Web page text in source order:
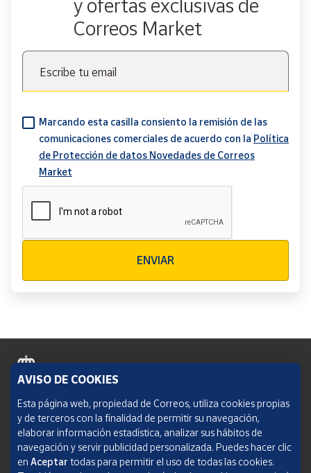
y ofertas exclusivas de
Correos Market
Escribe tu email
Marcando esta casilla consiento la remisión de las
comunicaciones comerciales de acuerdo con la Política
de Protección de datos Novedades de Correos
Market
ENVIAR
Política de cookies
Aviso legal
Condiciones del servicio
AVISO DE COOKIES
Esta página web, propiedad de Correos, utiliza cookies propias
y de terceros con la finalidad de permitir su navegación,
elaborar información estadística, analizar sus hábitos de
navegación y servir publicidad personalizada. Puedes hacer clic
en Aceptar todas para permitir el uso de todas las cookies.